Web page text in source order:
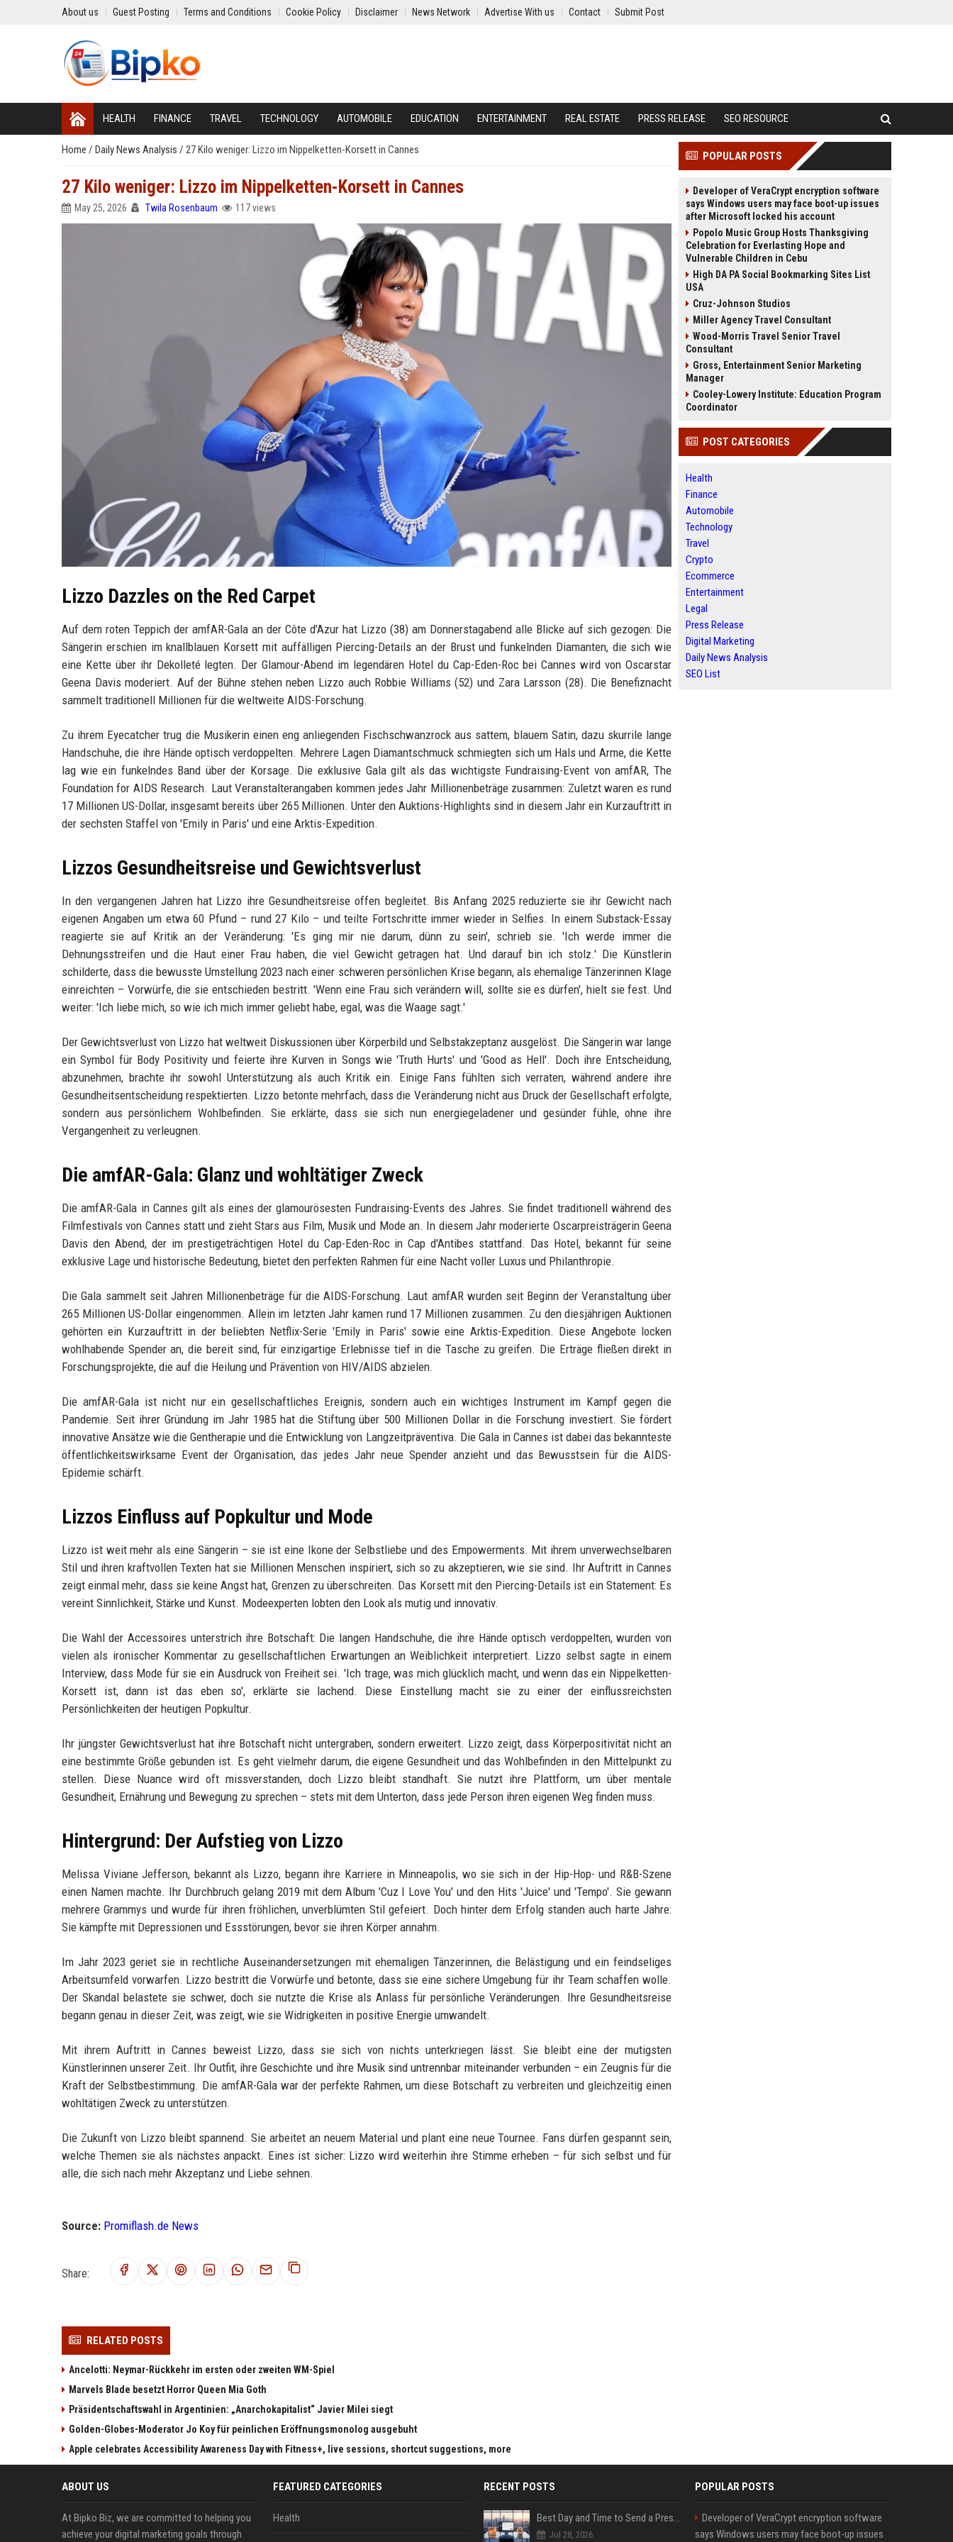
About us Guest Posting Terms and Conditions Cookie Policy Disclaimer News Network Advertise With us Contact Submit Post
HEALTH FINANCE TRAVEL TECHNOLOGY AUTOMOBILE EDUCATION ENTERTAINMENT REAL ESTATE PRESS RELEASE SEO RESOURCE
Home / Daily News Analysis / 27 Kilo weniger: Lizzo im Nippelketten-Korsett in Cannes
27 Kilo weniger: Lizzo im Nippelketten-Korsett in Cannes
May 25, 2026 Twila Rosenbaum 117 views
Lizzo Dazzles on the Red Carpet
Auf dem roten Teppich der amfAR-Gala an der Côte d’Azur hat Lizzo (38) am Donnerstagabend alle Blicke auf sich gezogen: Die
Sängerin erschien im knallblauen Korsett mit auffälligen Piercing-Details an der Brust und funkelnden Diamanten, die sich wie
eine Kette über ihr Dekolleté legten. Der Glamour-Abend im legendären Hotel du Cap-Eden-Roc bei Cannes wird von Oscarstar
Geena Davis moderiert. Auf der Bühne stehen neben Lizzo auch Robbie Williams (52) und Zara Larsson (28). Die Benefiznacht
sammelt traditionell Millionen für die weltweite AIDS-Forschung.
Zu ihrem Eyecatcher trug die Musikerin einen eng anliegenden Fischschwanzrock aus sattem, blauem Satin, dazu skurrile lange
Handschuhe, die ihre Hände optisch verdoppelten. Mehrere Lagen Diamantschmuck schmiegten sich um Hals und Arme, die Kette
lag wie ein funkelndes Band über der Korsage. Die exklusive Gala gilt als das wichtigste Fundraising-Event von amfAR, The
Foundation for AIDS Research. Laut Veranstalterangaben kommen jedes Jahr Millionenbeträge zusammen: Zuletzt waren es rund
17 Millionen US-Dollar, insgesamt bereits über 265 Millionen. Unter den Auktions-Highlights sind in diesem Jahr ein Kurzauftritt in
der sechsten Staffel von 'Emily in Paris' und eine Arktis-Expedition.
Lizzos Gesundheitsreise und Gewichtsverlust
In den vergangenen Jahren hat Lizzo ihre Gesundheitsreise offen begleitet. Bis Anfang 2025 reduzierte sie ihr Gewicht nach
eigenen Angaben um etwa 60 Pfund – rund 27 Kilo – und teilte Fortschritte immer wieder in Selfies. In einem Substack-Essay
reagierte sie auf Kritik an der Veränderung: 'Es ging mir nie darum, dünn zu sein', schrieb sie. 'Ich werde immer die
Dehnungsstreifen und die Haut einer Frau haben, die viel Gewicht getragen hat. Und darauf bin ich stolz.' Die Künstlerin
schilderte, dass die bewusste Umstellung 2023 nach einer schweren persönlichen Krise begann, als ehemalige Tänzerinnen Klage
einreichten – Vorwürfe, die sie entschieden bestritt. 'Wenn eine Frau sich verändern will, sollte sie es dürfen', hielt sie fest. Und
weiter: 'Ich liebe mich, so wie ich mich immer geliebt habe, egal, was die Waage sagt.'
Der Gewichtsverlust von Lizzo hat weltweit Diskussionen über Körperbild und Selbstakzeptanz ausgelöst. Die Sängerin war lange
ein Symbol für Body Positivity und feierte ihre Kurven in Songs wie 'Truth Hurts' und 'Good as Hell'. Doch ihre Entscheidung,
abzunehmen, brachte ihr sowohl Unterstützung als auch Kritik ein. Einige Fans fühlten sich verraten, während andere ihre
Gesundheitsentscheidung respektierten. Lizzo betonte mehrfach, dass die Veränderung nicht aus Druck der Gesellschaft erfolgte,
sondern aus persönlichem Wohlbefinden. Sie erklärte, dass sie sich nun energiegeladener und gesünder fühle, ohne ihre
Vergangenheit zu verleugnen.
Die amfAR-Gala: Glanz und wohltätiger Zweck
Die amfAR-Gala in Cannes gilt als eines der glamourösesten Fundraising-Events des Jahres. Sie findet traditionell während des
Filmfestivals von Cannes statt und zieht Stars aus Film, Musik und Mode an. In diesem Jahr moderierte Oscarpreisträgerin Geena
Davis den Abend, der im prestigeträchtigen Hotel du Cap-Eden-Roc in Cap d'Antibes stattfand. Das Hotel, bekannt für seine
exklusive Lage und historische Bedeutung, bietet den perfekten Rahmen für eine Nacht voller Luxus und Philanthropie.
Die Gala sammelt seit Jahren Millionenbeträge für die AIDS-Forschung. Laut amfAR wurden seit Beginn der Veranstaltung über
265 Millionen US-Dollar eingenommen. Allein im letzten Jahr kamen rund 17 Millionen zusammen. Zu den diesjährigen Auktionen
gehörten ein Kurzauftritt in der beliebten Netflix-Serie 'Emily in Paris' sowie eine Arktis-Expedition. Diese Angebote locken
wohlhabende Spender an, die bereit sind, für einzigartige Erlebnisse tief in die Tasche zu greifen. Die Erträge fließen direkt in
Forschungsprojekte, die auf die Heilung und Prävention von HIV/AIDS abzielen.
Die amfAR-Gala ist nicht nur ein gesellschaftliches Ereignis, sondern auch ein wichtiges Instrument im Kampf gegen die
Pandemie. Seit ihrer Gründung im Jahr 1985 hat die Stiftung über 500 Millionen Dollar in die Forschung investiert. Sie fördert
innovative Ansätze wie die Gentherapie und die Entwicklung von Langzeitpräventiva. Die Gala in Cannes ist dabei das bekannteste
öffentlichkeitswirksame Event der Organisation, das jedes Jahr neue Spender anzieht und das Bewusstsein für die AIDS-
Epidemie schärft.
Lizzos Einfluss auf Popkultur und Mode
Lizzo ist weit mehr als eine Sängerin – sie ist eine Ikone der Selbstliebe und des Empowerments. Mit ihrem unverwechselbaren
Stil und ihren kraftvollen Texten hat sie Millionen Menschen inspiriert, sich so zu akzeptieren, wie sie sind. Ihr Auftritt in Cannes
zeigt einmal mehr, dass sie keine Angst hat, Grenzen zu überschreiten. Das Korsett mit den Piercing-Details ist ein Statement: Es
vereint Sinnlichkeit, Stärke und Kunst. Modeexperten lobten den Look als mutig und innovativ.
Die Wahl der Accessoires unterstrich ihre Botschaft: Die langen Handschuhe, die ihre Hände optisch verdoppelten, wurden von
vielen als ironischer Kommentar zu gesellschaftlichen Erwartungen an Weiblichkeit interpretiert. Lizzo selbst sagte in einem
Interview, dass Mode für sie ein Ausdruck von Freiheit sei. 'Ich trage, was mich glücklich macht, und wenn das ein Nippelketten-
Korsett ist, dann ist das eben so', erklärte sie lachend. Diese Einstellung macht sie zu einer der einflussreichsten
Persönlichkeiten der heutigen Popkultur.
Ihr jüngster Gewichtsverlust hat ihre Botschaft nicht untergraben, sondern erweitert. Lizzo zeigt, dass Körperpositivität nicht an
eine bestimmte Größe gebunden ist. Es geht vielmehr darum, die eigene Gesundheit und das Wohlbefinden in den Mittelpunkt zu
stellen. Diese Nuance wird oft missverstanden, doch Lizzo bleibt standhaft. Sie nutzt ihre Plattform, um über mentale
Gesundheit, Ernährung und Bewegung zu sprechen – stets mit dem Unterton, dass jede Person ihren eigenen Weg finden muss.
Hintergrund: Der Aufstieg von Lizzo
Melissa Viviane Jefferson, bekannt als Lizzo, begann ihre Karriere in Minneapolis, wo sie sich in der Hip-Hop- und R&B-Szene
einen Namen machte. Ihr Durchbruch gelang 2019 mit dem Album 'Cuz I Love You' und den Hits 'Juice' und 'Tempo'. Sie gewann
mehrere Grammys und wurde für ihren fröhlichen, unverblümten Stil gefeiert. Doch hinter dem Erfolg standen auch harte Jahre:
Sie kämpfte mit Depressionen und Essstörungen, bevor sie ihren Körper annahm.
Im Jahr 2023 geriet sie in rechtliche Auseinandersetzungen mit ehemaligen Tänzerinnen, die Belästigung und ein feindseliges
Arbeitsumfeld vorwarfen. Lizzo bestritt die Vorwürfe und betonte, dass sie eine sichere Umgebung für ihr Team schaffen wolle.
Der Skandal belastete sie schwer, doch sie nutzte die Krise als Anlass für persönliche Veränderungen. Ihre Gesundheitsreise
begann genau in dieser Zeit, was zeigt, wie sie Widrigkeiten in positive Energie umwandelt.
Mit ihrem Auftritt in Cannes beweist Lizzo, dass sie sich von nichts unterkriegen lässt. Sie bleibt eine der mutigsten
Künstlerinnen unserer Zeit. Ihr Outfit, ihre Geschichte und ihre Musik sind untrennbar miteinander verbunden – ein Zeugnis für die
Kraft der Selbstbestimmung. Die amfAR-Gala war der perfekte Rahmen, um diese Botschaft zu verbreiten und gleichzeitig einen
wohltätigen Zweck zu unterstützen.
Die Zukunft von Lizzo bleibt spannend. Sie arbeitet an neuem Material und plant eine neue Tournee. Fans dürfen gespannt sein,
welche Themen sie als nächstes anpackt. Eines ist sicher: Lizzo wird weiterhin ihre Stimme erheben – für sich selbst und für
alle, die sich nach mehr Akzeptanz und Liebe sehnen.
Source: Promiflash.de News
Share:
RELATED POSTS
Ancelotti: Neymar-Rückkehr im ersten oder zweiten WM-Spiel
Marvels Blade besetzt Horror Queen Mia Goth
Präsidentschaftswahl in Argentinien: „Anarchokapitalist“ Javier Milei siegt
Golden-Globes-Moderator Jo Koy für peinlichen Eröffnungsmonolog ausgebuht
Apple celebrates Accessibility Awareness Day with Fitness+, live sessions, shortcut suggestions, more
POPULAR POSTS
Developer of VeraCrypt encryption software
says Windows users may face boot-up issues
after Microsoft locked his account
Popolo Music Group Hosts Thanksgiving
Celebration for Everlasting Hope and
Vulnerable Children in Cebu
High DA PA Social Bookmarking Sites List
USA
Cruz-Johnson Studios
Miller Agency Travel Consultant
Wood-Morris Travel Senior Travel
Consultant
Gross, Entertainment Senior Marketing
Manager
Cooley-Lowery Institute: Education Program
Coordinator
POST CATEGORIES
Health
Finance
Automobile
Technology
Travel
Crypto
Ecommerce
Entertainment
Legal
Press Release
Digital Marketing
Daily News Analysis
SEO List
ABOUT US
At Bipko Biz, we are committed to helping you
achieve your digital marketing goals through
FEATURED CATEGORIES
Health
RECENT POSTS
Best Day and Time to Send a Press Release for Media Pick Up
Jul 28, 2026
POPULAR POSTS
Developer of VeraCrypt encryption software
says Windows users may face boot-up issues